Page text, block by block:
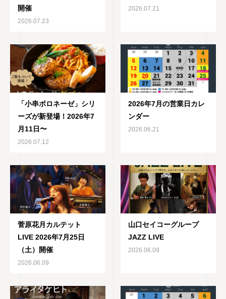
開催
2026.07.23
2026.07.21
「小串ボロネーゼ」シリ
ーズが新登場！2026年7
月11日〜
2026.07.12
2026年7月の営業日カレ
ンダー
2026.06.21
菅原花月カルテット
LIVE 2026年7月25日
（土）開催
2026.06.09
山口セイコーグループ
JAZZ LIVE
2026.06.09